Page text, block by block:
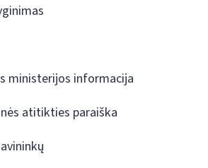
ministerijos informacija
atitikties paraiška